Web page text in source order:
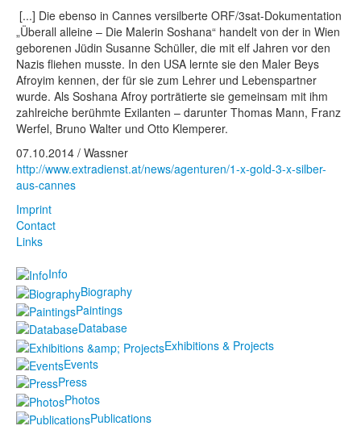
[...] Die ebenso in Cannes versilberte ORF/3sat-Dokumentation
„Überall alleine – Die Malerin Soshana“ handelt von der in Wien
geborenen Jüdin Susanne Schüller, die mit elf Jahren vor den
Nazis fliehen musste. In den USA lernte sie den Maler Beys
Afroyim kennen, der für sie zum Lehrer und Lebenspartner
wurde. Als Soshana Afroy porträtierte sie gemeinsam mit ihm
zahlreiche berühmte Exilanten – darunter Thomas Mann, Franz
Werfel, Bruno Walter und Otto Klemperer.
07.10.2014 / Wassner
http://www.extradienst.at/news/agenturen/1-x-gold-3-x-silber-
aus-cannes
Imprint
Contact
Links
Info
Biography
Paintings
Database
Exhibitions & Projects
Events
Press
Photos
Publications